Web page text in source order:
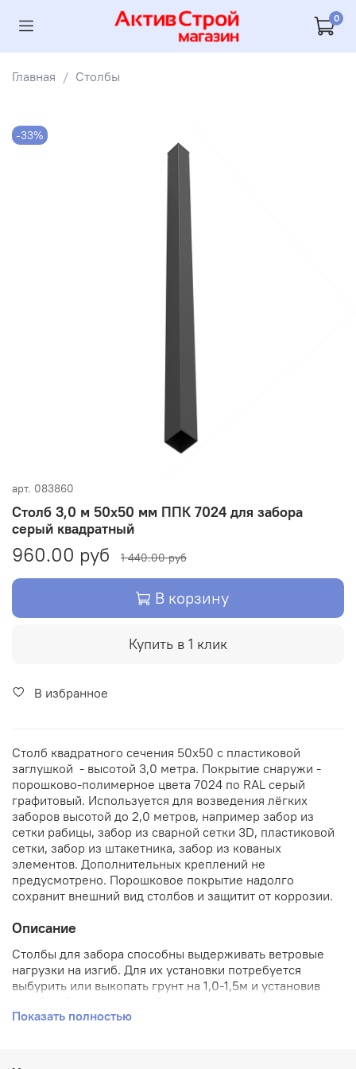
0
Главная Столбы
-33%
арт. 083860
Столб 3,0 м 50х50 мм ППК 7024 для забора
серый квадратный
960.00 руб 1 440.00 руб
В корзину
Купить в 1 клик
В избранное
Столб квадратного сечения 50х50 с пластиковой
заглушкой - высотой 3,0 метра. Покрытие снаружи -
порошково-полимерное цвета 7024 по RAL серый
графитовый. Используется для возведения лёгких
заборов высотой до 2,0 метров, например забор из
сетки рабицы, забор из сварной сетки 3D, пластиковой
сетки, забор из штакетника, забор из кованых
элементов. Дополнительных креплений не
предусмотрено. Порошковое покрытие надолго
сохранит внешний вид столбов и защитит от коррозии.
Описание
Столбы для забора способны выдерживать ветровые
нагрузки на изгиб. Для их установки потребуется
выбурить или выкопать грунт на 1,0-1,5м и установив
Показать полностью